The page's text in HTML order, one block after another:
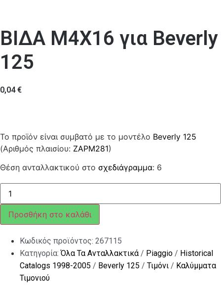
ΒΙΔΑ M4X16 για Beverly
125
0,04€
Το προϊόν είναι συμβατό με το μοντέλο Beverly 125
(Αριθμός πλαισίου: ZAPM281)
Θέση ανταλλακτικού στο σχεδιάγραμμα: 6
ΒΙΔΑ
M4X16
ποσότητα
Προσθήκη στο καλάθι
Κωδικός προϊόντος: 267115
Κατηγορία:Όλα Τα Ανταλλακτικά/ Piaggio / Historical
Catalogs 1998-2005 / Beverly 125 / Τιμόνι / Καλύμματα
Τιμονιού